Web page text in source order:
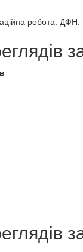
робота.